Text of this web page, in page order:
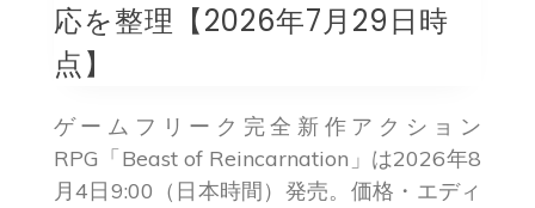
応を整理【2026年7月29日時
点】
ゲームフリーク完全新作アクション
RPG「Beast of Reincarnation」は2026年8
月4日9:00（日本時間）発売。価格・エディ